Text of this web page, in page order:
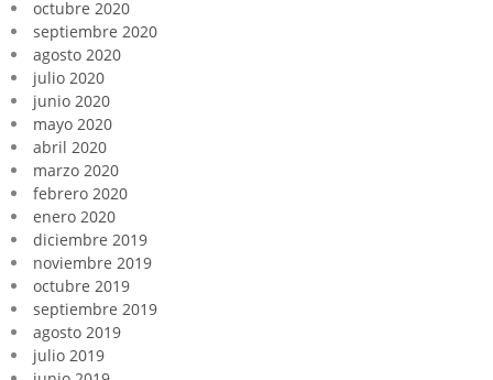
octubre 2020
septiembre 2020
agosto 2020
julio 2020
junio 2020
mayo 2020
abril 2020
marzo 2020
febrero 2020
enero 2020
diciembre 2019
noviembre 2019
octubre 2019
septiembre 2019
agosto 2019
julio 2019